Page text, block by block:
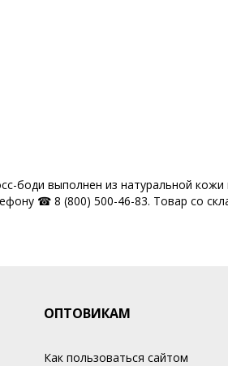
боди выполнен из натуральной
☎ 8 (800) 500-46-83. Товар со
ОПТОВИКАМ
Как пользоваться сайтом